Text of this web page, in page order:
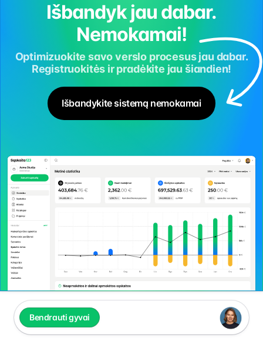
Išbandyk jau dabar.
Nemokamai!
Optimizuokite savo verslo procesus jau dabar.
Registruokitės ir pradėkite jau šiandien!
Išbandykite sistemą nemokamai
Bendrauti gyvai